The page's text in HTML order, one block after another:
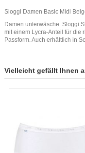
Sloggi Damen Basic Midi
Damen unterwäsche. Sloggi
mit einem Lycra-Anteil für die
Passform. Auch erhältlich in
Vielleicht gefällt Ihnen